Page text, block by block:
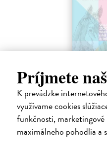
Príjmete
K prevádzke
využívame cookies
funkčnosti, marketingové
maximálneho pohodlia a
Kreslenie
Foster Walter| Kniha
Kompletná príručka pre
krokom zasvätí do umenia
procesom tvorby - od výberu
zvládnutie…